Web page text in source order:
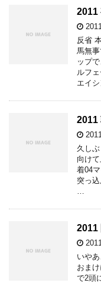
2011
反省
馬無
ップ
ルフ
エイ
2011
久し
向け
着04
突っ
2011
いや
おま
で2頭